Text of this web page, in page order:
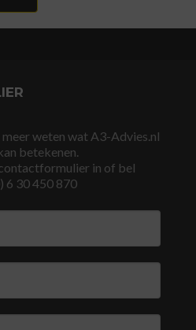
weten wat A3-Advies.nl
betekenen.
in of bel
6 30 450 870